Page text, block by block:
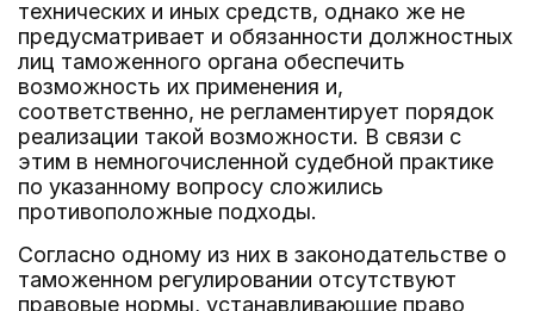
технических и иных средств, однако же не
предусматривает и обязанности должностных
лиц таможенного органа обеспечить
возможность их применения и,
соответственно, не регламентирует порядок
реализации такой возможности. В связи с
этим в немногочисленной судебной практике
по указанному вопросу сложились
противоположные подходы.
Согласно одному из них в законодательстве о
таможенном регулировании отсутствуют
правовые нормы, устанавливающие право